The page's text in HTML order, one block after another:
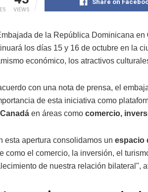
VIEWS
Share on
de la República Dominicana en
los días 15 y 16 de octubre en la
económico, los atractivos
con una nota de prensa, el
de esta iniciativa como
Canadá en áreas como comercio,
esta apertura consolidamos un espacio
como el comercio, la inversión, el
de nuestra relación bilateral",